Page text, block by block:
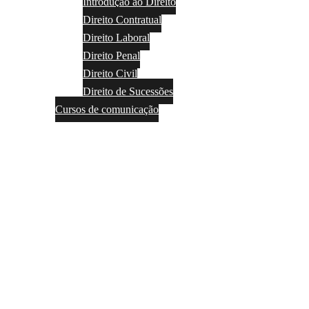
Direito Contratual
Direito Laboral
Direito Penal
Direito Civil
Direito de Sucessões
Cursos de comunicação